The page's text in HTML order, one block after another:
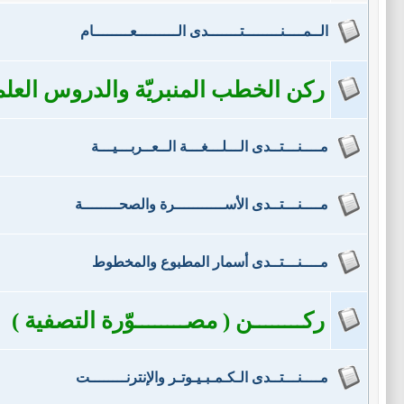
الــمــــنــــــــتـــــــدى الـــــــــعــــــــام
ركن الخطب المنبريّة والدروس
مــــنـــتــدى الـــلـــغـــة الــعــربـــيـــة
مــــنـــتــدى الأســـــــــــرة والصحــــــــة
مــــنـــتــدى أسمار المطبوع والمخطوط
ركــــــــن ( مصــــــــوّرة التصفية )
مــــنـــتــدى الـكـمـبـيـوتـر والإنترنــــــــت